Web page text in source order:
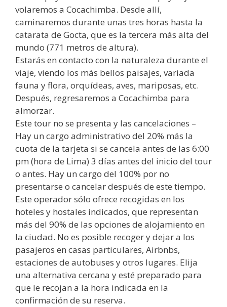
volaremos a Cocachimba. Desde allí,
caminaremos durante unas tres horas hasta la
catarata de Gocta, que es la tercera más alta del
mundo (771 metros de altura).
Estarás en contacto con la naturaleza durante el
viaje, viendo los más bellos paisajes, variada
fauna y flora, orquídeas, aves, mariposas, etc.
Después, regresaremos a Cocachimba para
almorzar.
Este tour no se presenta y las cancelaciones –
Hay un cargo administrativo del 20% más la
cuota de la tarjeta si se cancela antes de las 6:00
pm (hora de Lima) 3 días antes del inicio del tour
o antes. Hay un cargo del 100% por no
presentarse o cancelar después de este tiempo.
Este operador sólo ofrece recogidas en los
hoteles y hostales indicados, que representan
más del 90% de las opciones de alojamiento en
la ciudad. No es posible recoger y dejar a los
pasajeros en casas particulares, Airbnbs,
estaciones de autobuses y otros lugares. Elija
una alternativa cercana y esté preparado para
que le recojan a la hora indicada en la
confirmación de su reserva.